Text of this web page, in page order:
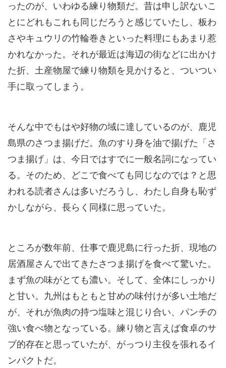
ったのが、いわゆる練り物類だ。昔は申し訳ないこ
とにどれもこれも同じだろうと感じていたし、板わ
さやキュウリの竹輪巻きといった料理にもあまり惹
かれなかった。それが最近は海辺の街などに出かけ
た折、土産物屋で練り物類を見かけると、ついつい
手に取ってしまう。
そんな中でもはや好物の域に達しているのが、鹿児
島県のさつま揚げだ。魚のすり身を油で揚げた「さ
つま揚げ」は、今日ではすでに一般名詞になってい
る。そのため、どこで食べても同じなのでは？と思
われる読者さんは多いだろうし、わたし自身も恥ず
かしながら、長らく同様に思っていた。
ところが数年前、仕事で鹿児島に行った折、現地の
居酒屋さんで出てきたさつま揚げを食べて驚いた。
まず魚の味がとても濃い。そして、全体にしっかり
と甘い。九州はもともと甘めの味付けが多い土地だ
が、それが魚肉の持つ塩味と混じり合い、パンチの
強い食べ物となっている。練り物と言えば食卓のサ
ブ的存在と思っていたが、がっつり主役を張れるイ
ンパクトだ。